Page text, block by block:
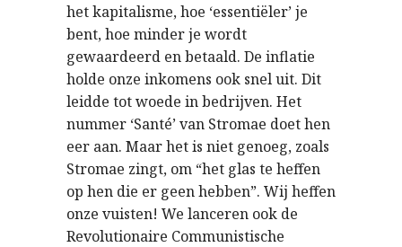
het kapitalisme, hoe ‘essentiëler’ je
bent, hoe minder je wordt
gewaardeerd en betaald. De inflatie
holde onze inkomens ook snel uit. Dit
leidde tot woede in bedrijven. Het
nummer ‘Santé’ van Stromae doet hen
eer aan. Maar het is niet genoeg, zoals
Stromae zingt, om “het glas te heffen
op hen die er geen hebben”. Wij heffen
onze vuisten! We lanceren ook de
Revolutionaire Communistische